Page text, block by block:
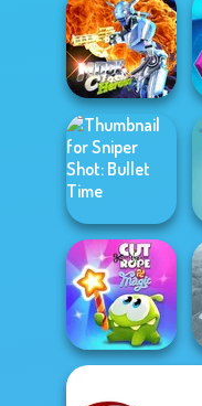
Moon Clash
Heroes
Sniper Shot:
Bullet Time